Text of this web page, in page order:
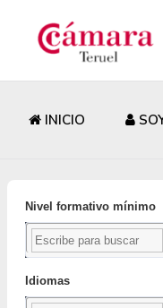
INICIO
Nivel formativo mínimo
Idiomas